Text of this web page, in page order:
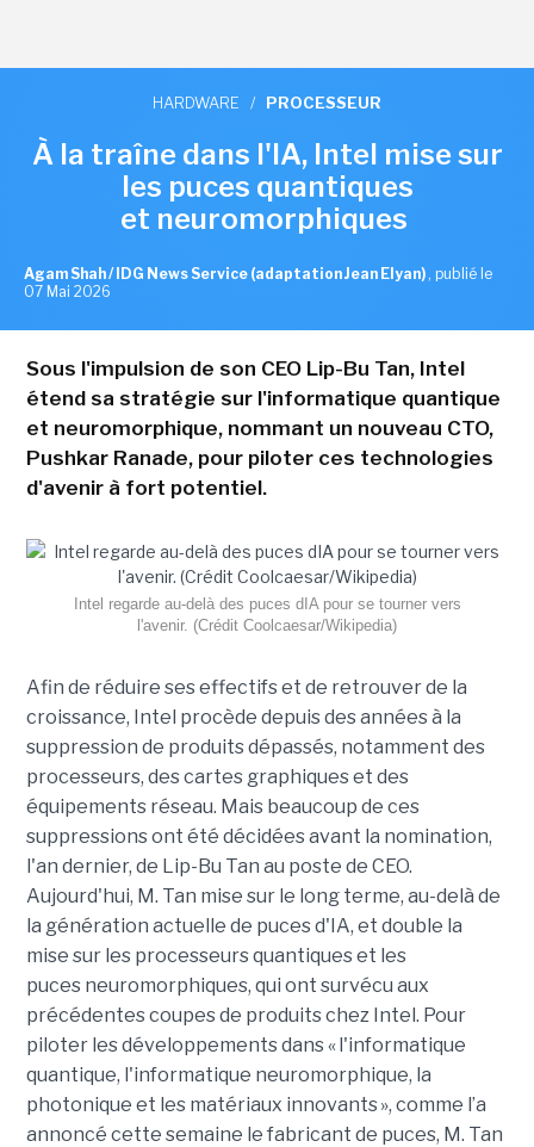
HARDWARE / PROCESSEUR
À la traîne dans l'IA, Intel mise sur
les puces quantiques
et neuromorphiques
Agam Shah / IDG News Service (adaptation Jean Elyan) , publié le
07 Mai 2026
Sous l'impulsion de son CEO Lip-Bu Tan, Intel
étend sa stratégie sur l'informatique quantique
et neuromorphique, nommant un nouveau CTO,
Pushkar Ranade, pour piloter ces technologies
d'avenir à fort potentiel.
Intel regarde au-delà des puces dIA pour se tourner vers
l'avenir. (Crédit Coolcaesar/Wikipedia)
Afin de réduire ses effectifs et de retrouver de la
croissance, Intel procède depuis des années à la
suppression de produits dépassés, notamment des
processeurs, des cartes graphiques et des
équipements réseau. Mais beaucoup de ces
suppressions ont été décidées avant la nomination,
l'an dernier, de Lip-Bu Tan au poste de CEO.
Aujourd'hui, M. Tan mise sur le long terme, au-delà de
la génération actuelle de puces d'IA, et double la
mise sur les processeurs quantiques et les
puces neuromorphiques, qui ont survécu aux
précédentes coupes de produits chez Intel. Pour
piloter les développements dans « l'informatique
quantique, l'informatique neuromorphique, la
photonique et les matériaux innovants », comme l’a
annoncé cette semaine le fabricant de puces, M. Tan